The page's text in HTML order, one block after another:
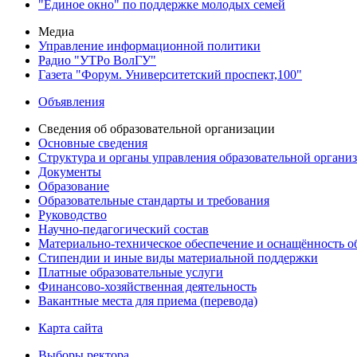
"Единое окно" по поддержке молодых семей
Медиа
Управление информационной политики
Радио "УТРо ВолГУ"
Газета "Форум. Университетский проспект,100"
Объявления
Сведения об образовательной организации
Основные сведения
Структура и органы управления образовательной
Документы
Образование
Образовательные стандарты и требования
Руководство
Научно-педагогический состав
Материально-техническое обеспечение и оснащённость
Стипендии и иные виды материальной поддержки
Платные образовательные услуги
Финансово-хозяйственная деятельность
Вакантные места для приема (перевода)
Карта сайта